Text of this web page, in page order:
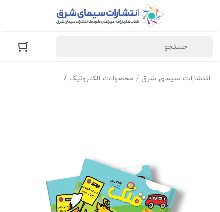
انتشارات سیمای شرق / محصولات الکترونیک / نسخه الکترونیک